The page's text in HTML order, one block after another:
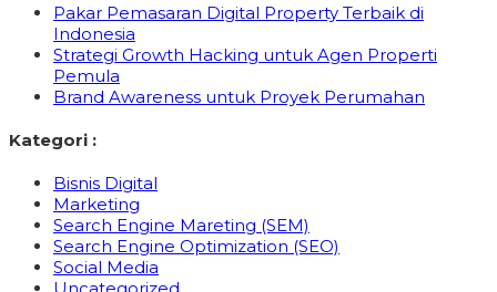
Pakar Pemasaran Digital Property Terbaik di
Indonesia
Strategi Growth Hacking untuk Agen Properti
Pemula
Brand Awareness untuk Proyek Perumahan
Kategori :
Bisnis Digital
Marketing
Search Engine Mareting (SEM)
Search Engine Optimization (SEO)
Social Media